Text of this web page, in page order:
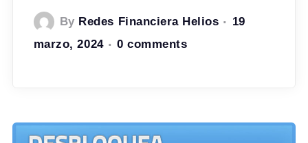
By Redes Financiera Helios
19
marzo, 2024
0 comments